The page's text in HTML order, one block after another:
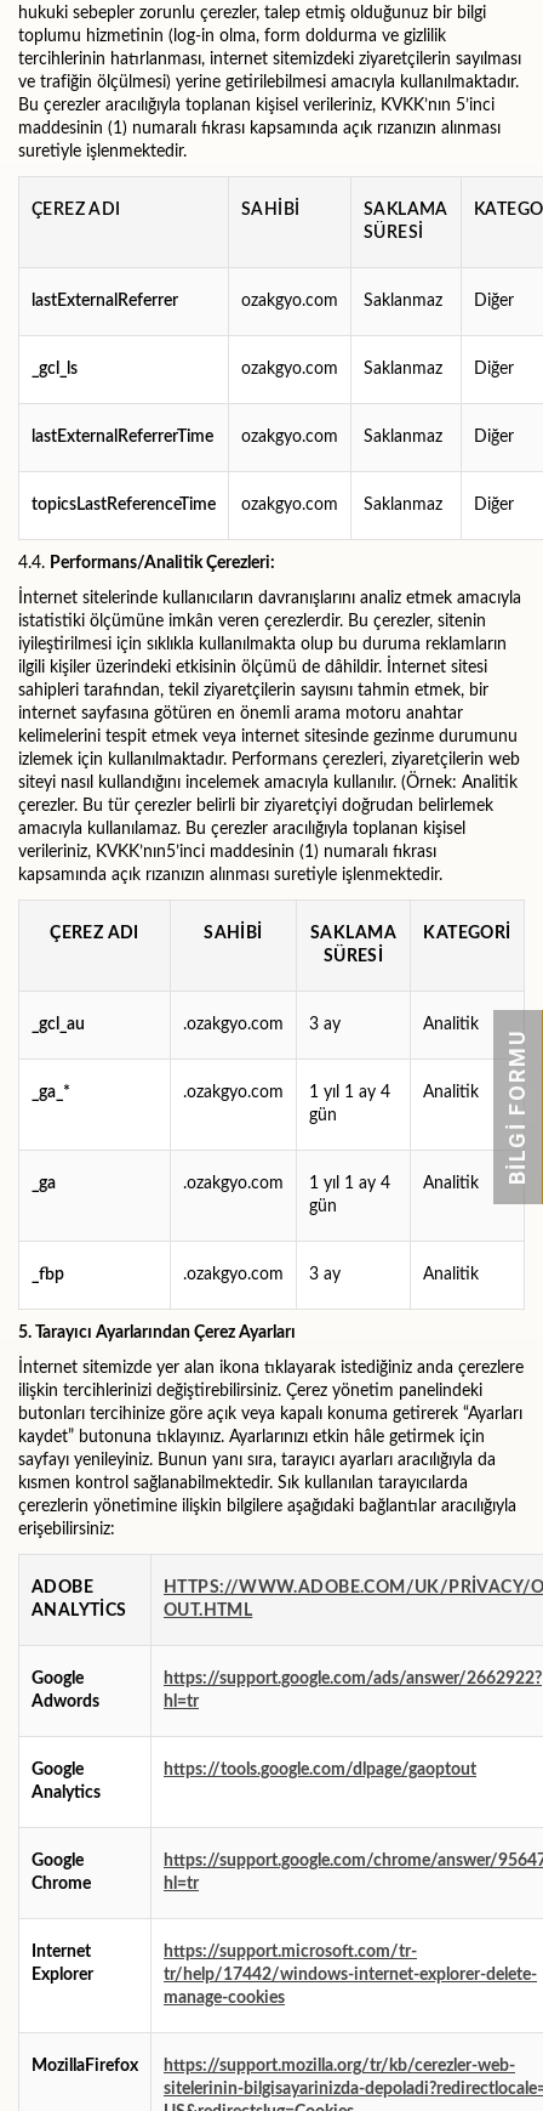
hukuki sebepler zorunlu çerezler, talep etmiş olduğunuz bir bilgi
toplumu hizmetinin (log-in olma, form doldurma ve gizlilik
tercihlerinin hatırlanması, internet sitemizdeki ziyaretçilerin sayılması
ve trafiğin ölçülmesi) yerine getirilebilmesi amacıyla kullanılmaktadır.
Bu çerezler aracılığıyla toplanan kişisel verileriniz, KVKK’nın 5’inci
maddesinin (1) numaralı fıkrası kapsamında açık rızanızın alınması
suretiyle işlenmektedir.
ÇEREZ ADI SAHİBİ
SAKLAMA
SÜRESİ
lastExternalReferrer ozakgyo.com Saklanmaz Diğer
_gcl_ls ozakgyo.com Saklanmaz Diğer
lastExternalReferrerTime ozakgyo.com Saklanmaz Diğer
topicsLastReferenceTime ozakgyo.com Saklanmaz Diğer
4.4. Performans/Analitik Çerezleri:
İnternet sitelerinde kullanıcıların davranışlarını analiz etmek amacıyla
istatistiki ölçümüne imkân veren çerezlerdir. Bu çerezler, sitenin
iyileştirilmesi için sıklıkla kullanılmakta olup bu duruma reklamların
ilgili kişiler üzerindeki etkisinin ölçümü de dâhildir. İnternet sitesi
sahipleri tarafından, tekil ziyaretçilerin sayısını tahmin etmek, bir
internet sayfasına götüren en önemli arama motoru anahtar
kelimelerini tespit etmek veya internet sitesinde gezinme durumunu
izlemek için kullanılmaktadır. Performans çerezleri, ziyaretçilerin web
siteyi nasıl kullandığını incelemek amacıyla kullanılır. (Örnek: Analitik
çerezler. Bu tür çerezler belirli bir ziyaretçiyi doğrudan belirlemek
amacıyla kullanılamaz. Bu çerezler aracılığıyla toplanan kişisel
verileriniz, KVKK’nın5’inci maddesinin (1) numaralı fıkrası
kapsamında açık rızanızın alınması suretiyle işlenmektedir.
ÇEREZ ADI SAHİBİ
SAKLAMA
SÜRESİ
KATEGORİ
_gcl_au .ozakgyo.com 3 ay Analitik
_ga_* .ozakgyo.com
1 yıl 1 ay 4
gün
Analitik
_ga .ozakgyo.com
1 yıl 1 ay 4
gün
Analitik
_fbp .ozakgyo.com 3 ay Analitik
5. Tarayıcı Ayarlarından Çerez Ayarları
İnternet sitemizde yer alan ikona tıklayarak istediğiniz anda çerezlere
ilişkin tercihlerinizi değiştirebilirsiniz. Çerez yönetim panelindeki
butonları tercihinize göre açık veya kapalı konuma getirerek “Ayarları
kaydet” butonuna tıklayınız. Ayarlarınızı etkin hâle getirmek için
sayfayı yenileyiniz. Bunun yanı sıra, tarayıcı ayarları aracılığıyla da
kısmen kontrol sağlanabilmektedir. Sık kullanılan tarayıcılarda
çerezlerin yönetimine ilişkin bilgilere aşağıdaki bağlantılar aracılığıyla
erişebilirsiniz:
ADOBE
ANALYTICS
HTTPS://WWW.ADOBE.COM/UK/PRIVACY/
OUT.HTML
Google
Adwords
https://support.google.com/ads/answer/2662922?
hl=tr
Google
Analytics
https://tools.google.com/dlpage/gaoptout
Google
Chrome
https://support.google.com/chrome/answer/
hl=tr
Internet
Explorer
https://support.microsoft.com/tr-
tr/help/17442/windows-internet-explorer-delete-
manage-cookies
MozillaFirefox
https://support.mozilla.org/tr/kb/cerezler-web-
sitelerinin-bilgisayarinizda-
BİLGİ FORMU